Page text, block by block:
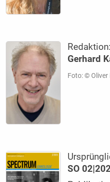
Redaktion:
Gerhard
Foto: © Oliver
SO